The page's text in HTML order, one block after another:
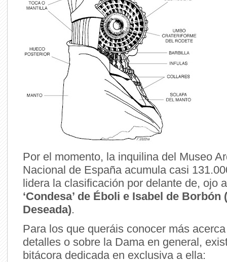
Por el momento, la inquilina del Museo
Nacional de España acumula casi
lidera la clasificación por delante de, ojo
‘Condesa’ de Éboli e Isabel de Borbón
Deseada).
Para los que queráis conocer más
detalles o sobre la Dama en general,
bitácora dedicada en exclusiva a ella: